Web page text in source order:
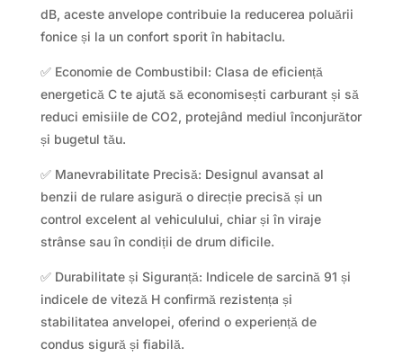
dB, aceste anvelope contribuie la reducerea poluării
fonice și la un confort sporit în habitaclu.
✅ Economie de Combustibil: Clasa de eficiență
energetică C te ajută să economisești carburant și să
reduci emisiile de CO2, protejând mediul înconjurător
și bugetul tău.
✅ Manevrabilitate Precisă: Designul avansat al
benzii de rulare asigură o direcție precisă și un
control excelent al vehiculului, chiar și în viraje
strânse sau în condiții de drum dificile.
✅ Durabilitate și Siguranță: Indicele de sarcină 91 și
indicele de viteză H confirmă rezistența și
stabilitatea anvelopei, oferind o experiență de
condus sigură și fiabilă.